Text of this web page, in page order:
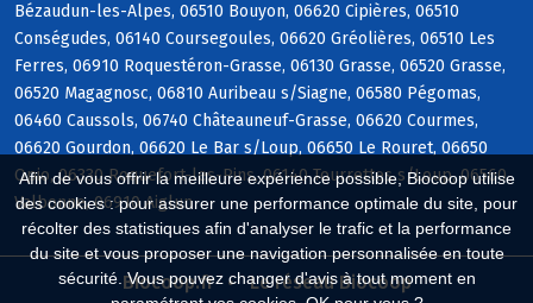
Afin de vous offrir la meilleure expérience possible, Biocoop utilise
des cookies : pour assurer une performance optimale du site, pour
récolter des statistiques afin d'analyser le trafic et la performance
du site et vous proposer une navigation personnalisée en toute
sécurité. Vous pouvez changer d'avis à tout moment en
Bézaudun-les-Alpes, 06510 Bouyon, 06620 Cipières, 06510
Conségudes, 06140 Coursegoules, 06620 Gréolières, 06510 Les
Ferres, 06910 Roquestéron-Grasse, 06130 Grasse, 06520 Grasse,
06520 Magagnosc, 06810 Auribeau s/Siagne, 06580 Pégomas,
06460 Caussols, 06740 Châteauneuf-Grasse, 06620 Courmes,
06620 Gourdon, 06620 Le Bar s/Loup, 06650 Le Rouret, 06650
Opio, 06330 Roquefort-les-Pins, 06140 Tourrettes s/Loup, 06560
Valbonne, 06910 Aiglun
Biocoop.fr Le réseau Biocoop